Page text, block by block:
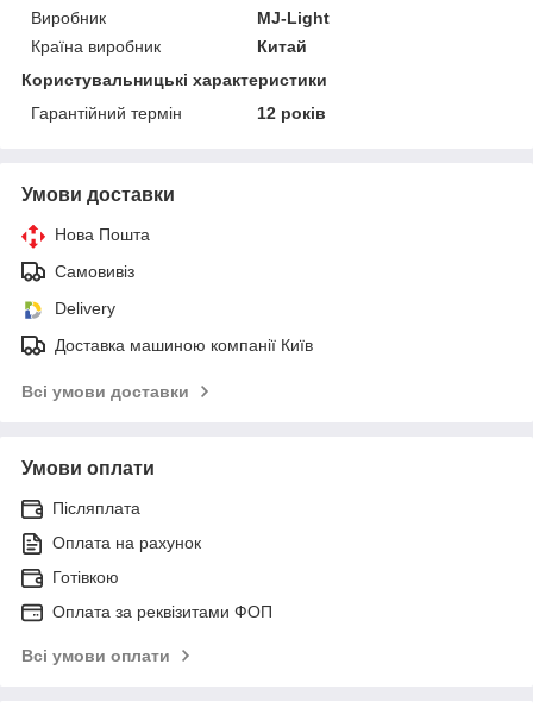
Виробник
MJ-Light
Країна виробник
Китай
Користувальницькі характеристики
Гарантійний термін
12 років
Умови доставки
Нова Пошта
Самовивіз
Delivery
Доставка машиною компанії Київ
Всі умови доставки
Умови оплати
Післяплата
Оплата на рахунок
Готівкою
Оплата за реквізитами ФОП
Всі умови оплати